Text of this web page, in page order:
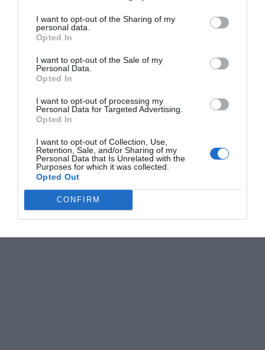
I want to opt-out of the Sharing of my
personal data.
Opted In
I want to opt-out of the Sale of my
Personal Data.
Opted In
I want to opt-out of processing my
Personal Data for Targeted Advertising.
Opted In
I want to opt-out of Collection, Use,
Retention, Sale, and/or Sharing of my
Personal Data that Is Unrelated with the
Purposes for which it was collected.
Opted Out
CONFIRM